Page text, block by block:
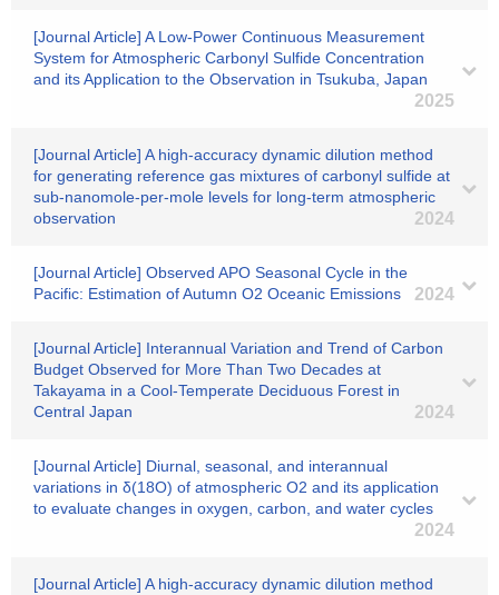
[Journal Article] A Low-Power Continuous Measurement
System for Atmospheric Carbonyl Sulfide Concentration
and its Application to the Observation in Tsukuba, Japan
2025
[Journal Article] A high-accuracy dynamic dilution method
for generating reference gas mixtures of carbonyl sulfide at
sub-nanomole-per-mole levels for long-term atmospheric
observation
2024
[Journal Article] Observed APO Seasonal Cycle in the
Pacific: Estimation of Autumn O2 Oceanic Emissions
2024
[Journal Article] Interannual Variation and Trend of Carbon
Budget Observed for More Than Two Decades at
Takayama in a Cool‐Temperate Deciduous Forest in
Central Japan
2024
[Journal Article] Diurnal, seasonal, and interannual
variations in δ(18O) of atmospheric O2 and its application
to evaluate changes in oxygen, carbon, and water cycles
2024
[Journal Article] A high-accuracy dynamic dilution method